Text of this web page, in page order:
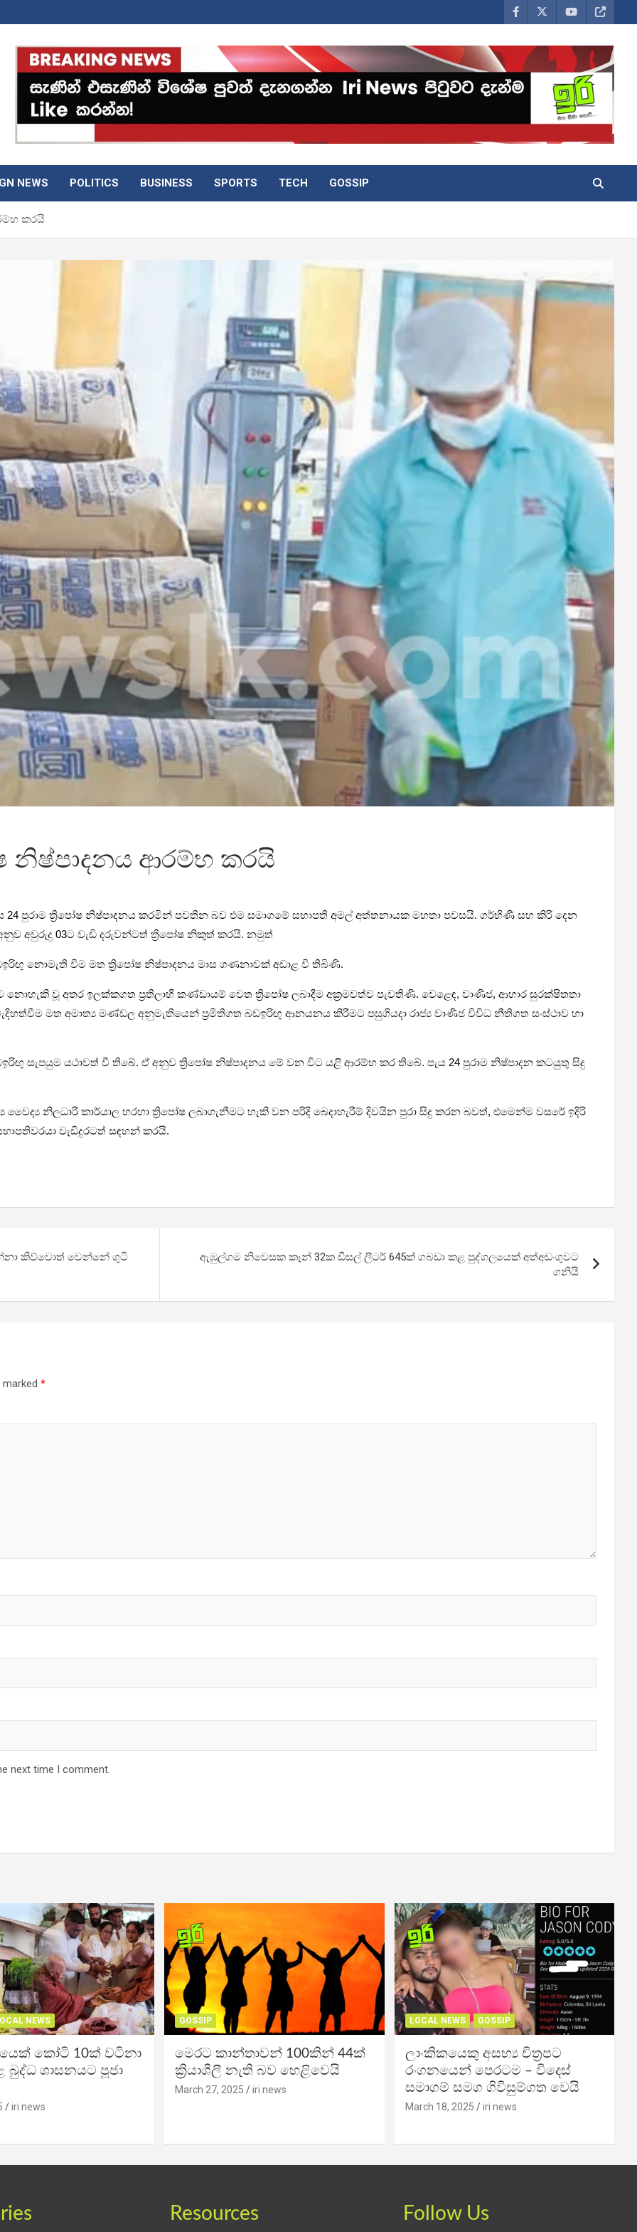
NEWS POLITICS BUSINESS SPORTS TECH GOSSIP
කරයි
නිෂ්පා­ද­නය ආරම්භ කරයි
24 පුරාම ත්‍රිපෝෂ නිෂ්පා­ද­නය කර­මින් පව­තින බව එම සමා­ගමේ සභා­පති අමල් අත්ත­නා­යක මහතා පව­සයි. ගර්භිණී සහ කිරි දෙන
අවු­රුදු 03ට වැඩි දරු­ව­න්ටත් ත්‍රිපෝෂ නිකුත් කරයි. නමුත්
නොමැති වීම මත ත්‍රිපෝෂ නිෂ්පා­ද­නය මාස ගණ­නා­වක් අඩාළ වී තිබිණි.
වූ අතර ඉල­ක්ක­ගත ප්‍රති­ලාභී කණ්ඩා­යම් වෙත ත්‍රිපෝෂ ලබා­දීම අක්‍ර­ම­වත්ව පැව­තිණි. වෙළෙඳ, වාණිජ, ආහාර සුර­ක්ෂි­තතා
මත අමාත්‍ය මණ්ඩල අනු­මැ­ති­යෙන් ප්‍රමි­ති­ගත බඩ­ඉ­රිඟු ආන­ය­නය කිරී­මට පසු­ගි­යදා රාජ්‍ය වාණිජ විවිධ නීති­ගත සංස්ථාව හා
සැප­යුම යථා­වත් වී තිබේ. ඒ අනුව ත්‍රිපෝෂ නිෂ්පා­ද­නය මේ වන විට යළි ආරම්භ කර තිබේ. පැය 24 පුරාම නිෂ්පා­දන කට­යුතු සිදු
නිල­ධාරි කාර්යාල හරහා ත්‍රිපෝෂ ලබා­ගැ­නී­මට හැකි වන පරිදි බෙදා­හැ­රීම් දිව­යින පුරා සිදු කරන බවත්, එමෙන්ම වසරේ ඉදිරි
වැඩි­දු­ර­ටත් සඳ­හන් කරයි.
කිව්වොත් වෙන්නේ ගුටි
ඇඹු­ල්ගම නිවෙ­ස­ක කෑන් 32ක ඩීසල් ලීටර් 645ක් ගබඩා කළ පුද්ගලයෙක් අත්අඩංගුවට
ගනියි
marked *
next time I comment.
NEWS
කෝටි 10ක් වටිනා
බුද්ධ ශාසනයට පූජා
iri news
GOSSIP
මෙරට කාන්තාවන් 100කින් 44ක්
ක්‍රියාශීලී නැති බව හෙළිවෙයි
March 27, 2025 iri news
LOCAL NEWS GOSSIP
ලාංකිකයෙකු අසභ්‍ය චිත්‍රපට
රංගනයෙන් පෙරටම – විදෙස්
සමාගම් සමග ගිවිසුම්ගත වෙයි
March 18, 2025 iri news
Resources Follow Us